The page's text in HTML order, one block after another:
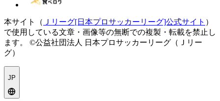
本サイト（ Ｊリーグ[日本プロサッカーリーグ]公式サイト ）
で使用している文章・画像等の無断での複製・転載を禁止し
ます。
©公益社団法人 日本プロサッカーリーグ（Ｊリー
グ）
JP